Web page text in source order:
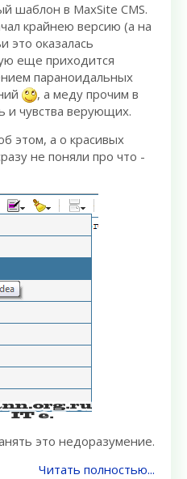
шаблон в MaxSite CMS.
крайнею версию (а на
это оказалась
еще приходится
параноидальных
, а меду прочим в
и чувства верующих.
этом, а о красивых
не поняли про что -
это недоразумение.
Читать полностью...